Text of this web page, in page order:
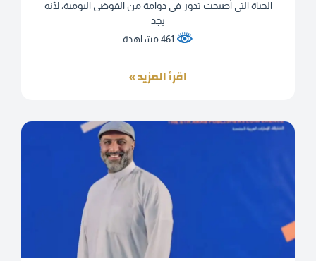
الحياة التي أصبحت تدور في دوامة من الفوضى اليومية، لأنه
يجد
اقرأ المزيد »